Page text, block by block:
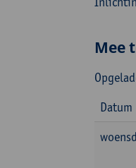
Mee
Datum